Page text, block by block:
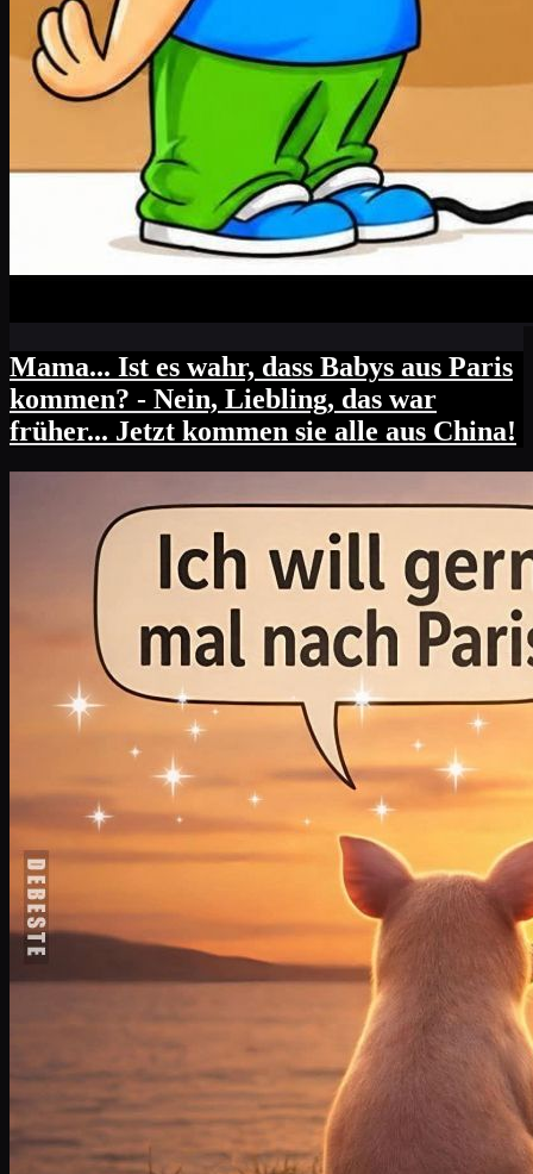
Mama... Ist es wahr, dass Babys aus Paris
kommen? - Nein, Liebling, das war
früher... Jetzt kommen sie alle aus China!